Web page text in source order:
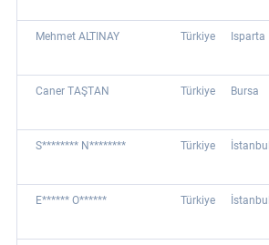
Mehmet ALTINAY Türkiye Isparta
Caner TAŞTAN Türkiye Bursa
S******** N******** Türkiye İstanbul
E****** O****** Türkiye İstanbul